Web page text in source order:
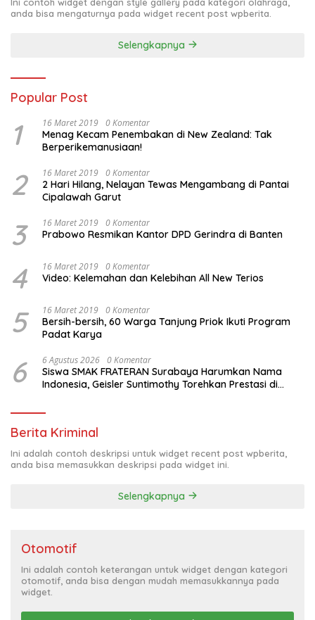
anda bisa mengaturnya pada widget recent post wpberita.
Selengkapnya
Popular Post
1 16 Maret 2019 0 Komentar
Menag Kecam Penembakan di New Zealand: Tak
Berperikemanusiaan!
2 16 Maret 2019 0 Komentar
2 Hari Hilang, Nelayan Tewas Mengambang di Pantai
Cipalawah Garut
3 16 Maret 2019 0 Komentar
Prabowo Resmikan Kantor DPD Gerindra di Banten
4 16 Maret 2019 0 Komentar
Video: Kelemahan dan Kelebihan All New Terios
5 16 Maret 2019 0 Komentar
Bersih-bersih, 60 Warga Tanjung Priok Ikuti Program
Padat Karya
6 6 Agustus 2026 0 Komentar
Siswa SMAK FRATERAN Surabaya Harumkan Nama
Indonesia, Geisler Suntimothy Torehkan Prestasi di
Berita Kriminal
Ini adalah contoh deskripsi untuk widget recent post wpberita,
anda bisa memasukkan deskripsi pada widget ini.
Selengkapnya
Otomotif
Ini adalah contoh keterangan untuk widget dengan kategori
otomotif, anda bisa dengan mudah memasukkannya pada
widget.